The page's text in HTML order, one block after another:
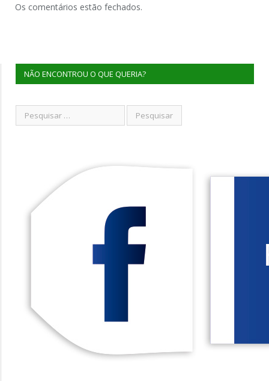
Os comentários estão fechados.
NÃO ENCONTROU O QUE QUERIA?